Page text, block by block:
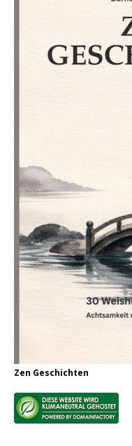
Zen Geschichten